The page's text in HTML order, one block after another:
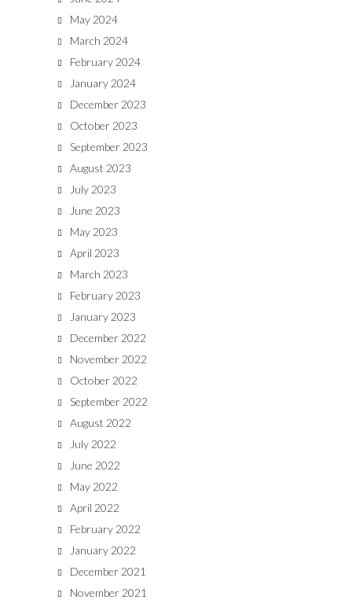
May 2024
March 2024
February 2024
January 2024
December 2023
October 2023
September 2023
August 2023
July 2023
June 2023
May 2023
April 2023
March 2023
February 2023
January 2023
December 2022
November 2022
October 2022
September 2022
August 2022
July 2022
June 2022
May 2022
April 2022
February 2022
January 2022
December 2021
November 2021